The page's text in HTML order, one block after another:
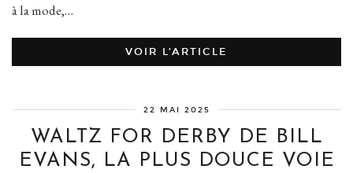
à la mode,…
VOIR L’ARTICLE
22 MAI 2025
WALTZ FOR DERBY DE BILL
EVANS, LA PLUS DOUCE VOIE